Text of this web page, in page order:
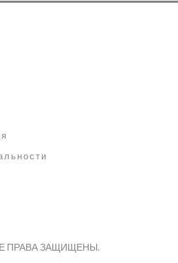
ПРАВА ЗАЩИЩЕНЫ.